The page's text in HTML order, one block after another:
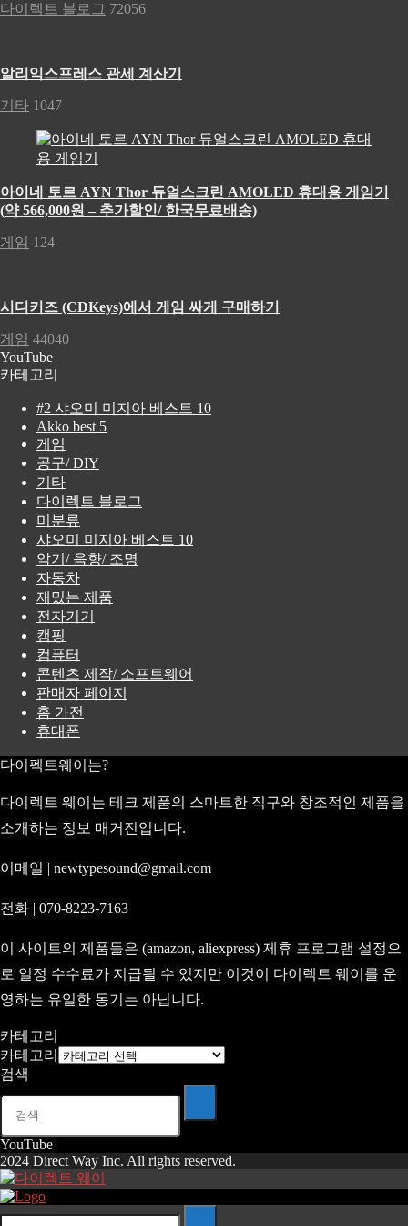
다이렉트 블로그 72056
알리익스프레스 관세 계산기
기타 1047
아이네 토르 AYN Thor 듀얼스크린 AMOLED 휴대용 게임기
(약 566,000원 – 추가할인/ 한국무료배송)
게임 124
시디키즈 (CDKeys)에서 게임 싸게 구매하기
게임 44040
YouTube
카테고리
#2 샤오미 미지아 베스트 10
Akko best 5
게임
공구/ DIY
기타
다이렉트 블로그
미분류
샤오미 미지아 베스트 10
악기/ 음향/ 조명
자동차
재밌는 제품
전자기기
캠핑
컴퓨터
콘텐츠 제작/ 소프트웨어
판매자 페이지
홈 가전
휴대폰
다이펙트웨이는?
다이렉트 웨이는 테크 제품의 스마트한 직구와 창조적인 제품을
소개하는 정보 매거진입니다.
이메일 | newtypesound@gmail.com
전화 | 070-8223-7163
이 사이트의 제품들은 (amazon, aliexpress) 제휴 프로그램 설정으
로 일정 수수료가 지급될 수 있지만 이것이 다이렉트 웨이를 운
영하는 유일한 동기는 아닙니다.
카테고리
카테고리
검색
YouTube
2024 Direct Way Inc. All rights reserved.